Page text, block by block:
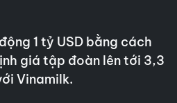
1 tỷ USD bằng cách
giá tập đoàn lên tới 3,3
Vinamilk.